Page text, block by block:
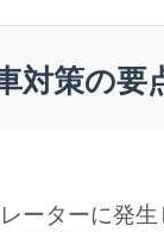
対策の要
ーターに発